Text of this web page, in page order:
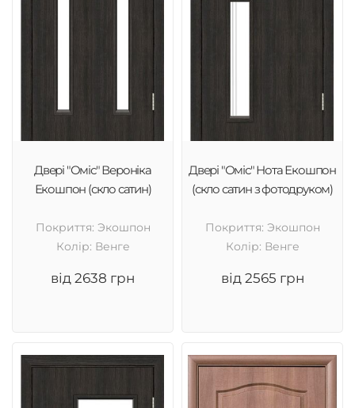
Двері "Оміс" Вероніка
Екошпон (скло сатин)
Покриття: Экошпон
Колір: Венге
від 2638 грн
Двері "Оміс" Нота Екошпон
(скло сатин з фотодруком)
Покриття: Экошпон
Колір: Венге
від 2565 грн